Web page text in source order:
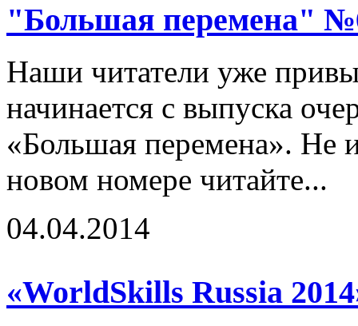
"Большая перемена"
Наши читатели уже
начинается с выпуска
«Большая перемена». Не
новом номере читайте...
04.04.2014
«WorldSkills Russia